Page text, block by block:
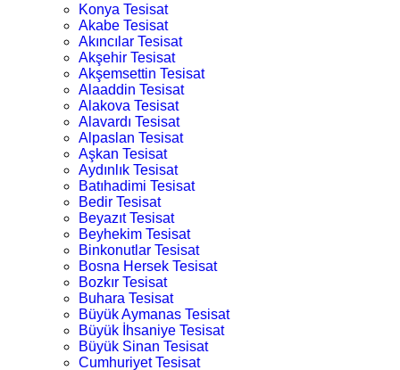
Konya Tesisat
Akabe Tesisat
Akıncılar Tesisat
Akşehir Tesisat
Akşemsettin Tesisat
Alaaddin Tesisat
Alakova Tesisat
Alavardı Tesisat
Alpaslan Tesisat
Aşkan Tesisat
Aydınlık Tesisat
Batıhadimi Tesisat
Bedir Tesisat
Beyazıt Tesisat
Beyhekim Tesisat
Binkonutlar Tesisat
Bosna Hersek Tesisat
Bozkır Tesisat
Buhara Tesisat
Büyük Aymanas Tesisat
Büyük İhsaniye Tesisat
Büyük Sinan Tesisat
Cumhuriyet Tesisat